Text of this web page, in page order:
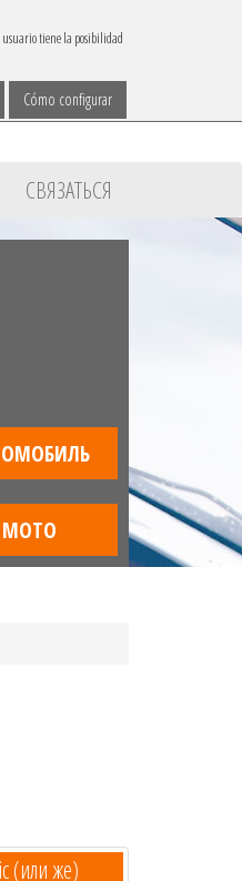
usuario tiene la posibilidad
Cómo configurar
СВЯЗАТЬСЯ
МОТО
(или же)